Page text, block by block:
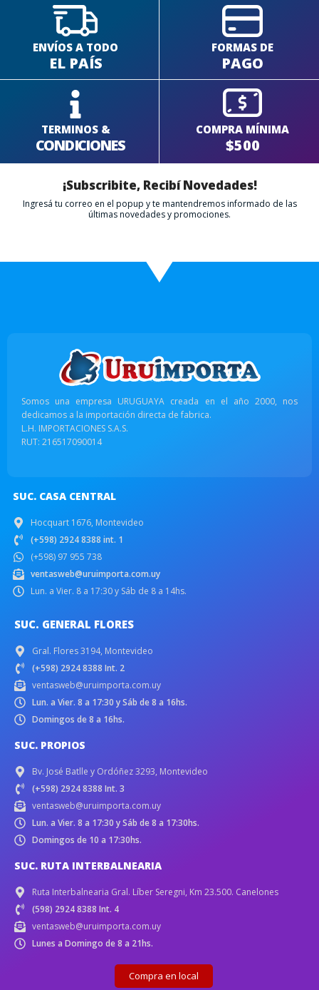
ENVÍOS A TODO
EL PAÍS
FORMAS DE
PAGO
TERMINOS &
CONDICIONES
COMPRA MÍNIMA
$500
¡Subscribite, Recibí Novedades!
Ingresá tu correo en el popup y te mantendremos informado de las
últimas novedades y promociones.
Somos una empresa URUGUAYA creada en el año 2000, nos
dedicamos a la importación directa de fabrica.
L.H. IMPORTACIONES S.A.S.
RUT: 216517090014
SUC. CASA CENTRAL
Hocquart 1676, Montevideo
(+598) 2924 8388 int. 1
(+598) 97 955 738
ventasweb@uruimporta.com.uy
Lun. a Vier. 8 a 17:30 y Sáb de 8 a 14hs.
SUC. GENERAL FLORES
Gral. Flores 3194, Montevideo
(+598) 2924 8388 Int. 2
ventasweb@uruimporta.com.uy
Lun. a Vier. 8 a 17:30 y Sáb de 8 a 16hs.
Domingos de 8 a 16hs.
SUC. PROPIOS
Bv. José Batlle y Ordóñez 3293, Montevideo
(+598) 2924 8388 Int. 3
ventasweb@uruimporta.com.uy
Lun. a Vier. 8 a 17:30 y Sáb de 8 a 17:30hs.
Domingos de 10 a 17:30hs.
SUC. RUTA INTERBALNEARIA
Ruta Interbalnearia Gral. Líber Seregni, Km 23.500. Canelones
(598) 2924 8388 Int. 4
ventasweb@uruimporta.com.uy
Lunes a Domingo de 8 a 21hs.
Compra en local